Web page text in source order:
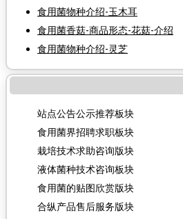
食用菌物种介绍-玉木耳
食用菌香菇-商品形态-花菇-介绍
食用菌物种介绍-灵芝
站点公告公示推荐板块
食用菌界招聘求职板块
栽培技术求助咨询版块
液体菌种技术咨询板块
食用菌的贴图欣赏版块
合纵产品售后服务版块